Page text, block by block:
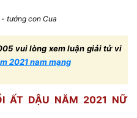
tướng con Cua
vui lòng xem luận giải tử vi
2021 nam mạng
ẤT DẬU NĂM 2021 NỮ